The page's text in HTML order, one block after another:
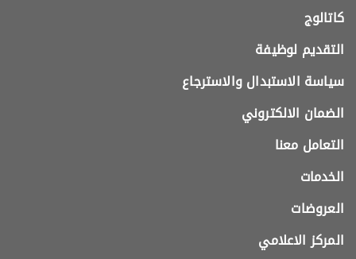
كاتالوج
التقديم لوظيفة
سياسة الاستبدال والاسترجاع
الضمان الالكتروني
التعامل معنا
الخدمات
العروضات
المركز الاعلامي